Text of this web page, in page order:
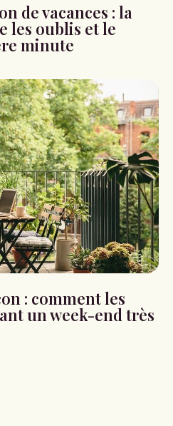
de vacances : la
les oublis et le
minute
: comment les
un week-end très